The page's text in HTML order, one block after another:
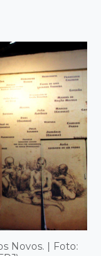
Novos. | Foto: